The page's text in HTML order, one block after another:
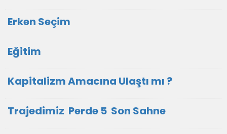
Erken Seçim
Eğitim
Kapitalizm Amacına Ulaştı mı ?
Trajedimiz Perde 5 Son Sahne